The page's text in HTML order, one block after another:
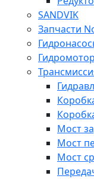
SANDVIK
Запчасти
Мост
Мост
Мост